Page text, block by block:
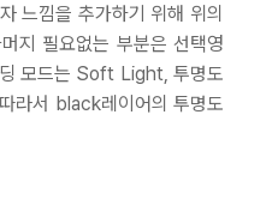
느낌을 추가하기 위해 위의
지 필요없는 부분은 선택영
모드는 Soft Light, 투명도
라서 black레이어의 투명도